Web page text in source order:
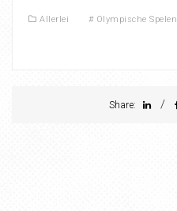
Allerlei # Olympische Spelen
Share: /